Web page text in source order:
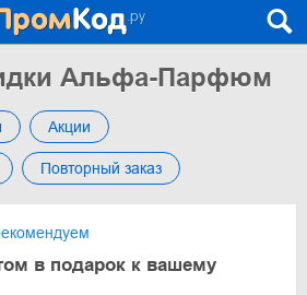
Альфа-Парфюм
Акции
Повторный заказ
в подарок к вашему